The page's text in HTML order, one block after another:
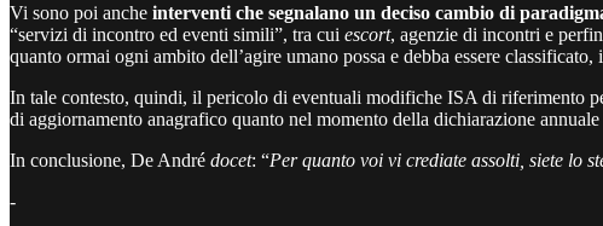
Vi sono poi anche interventi che segnalano un deciso cambio di
“servizi di incontro ed eventi simili”, tra cui escort, agenzie di incontri e
quanto ormai ogni ambito dell’agire umano possa e debba essere classificato,
In tale contesto, quindi, il pericolo di eventuali modifiche ISA di riferimento
di aggiornamento anagrafico quanto nel momento della dichiarazione
In conclusione, De André docet: “Per quanto voi vi crediate assolti, siete lo
-